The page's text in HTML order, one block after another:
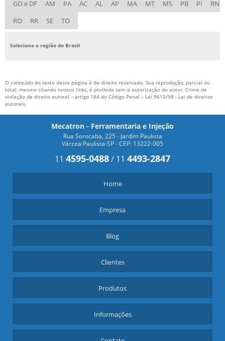
GO e DF
AM PA AC AL AP MA MT MS PB PI
RN
RO
RR SE TO
Selecione a região do Brasil
O conteúdo do texto desta página é de direito reservado. Sua reprodução, parcial ou
total, mesmo citando nossos links, é proibida sem a autorização do autor. Crime de
violação de direito autoral – artigo 184 do Código Penal – Lei 9610/98 - Lei de direitos
autorais.
Mecatron - Ferramentaria e Injeção
Rua Sorocaba, 225 - Jardim Paulista
Várzea Paulista-SP - CEP: 13222-005
11 4595-0488/ 11 4493-2847
Home
Empresa
Blog
Clientes
Produtos
Informações